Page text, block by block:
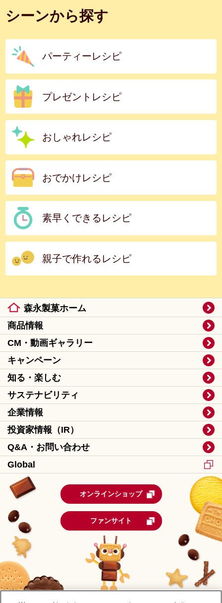
シーンから探す
パーティーレシピ
プレゼントレシピ
おしゃれレシピ
おでかけレシピ
素早くできるレシピ
親子で作れるレシピ
森永製菓ホーム
商品情報
CM・動画ギャラリー
キャンペーン
知る・楽しむ
サステナビリティ
企業情報
投資家情報（IR）
Q&A・お問い合わせ
Global
オンラインショップ
ファンサイト